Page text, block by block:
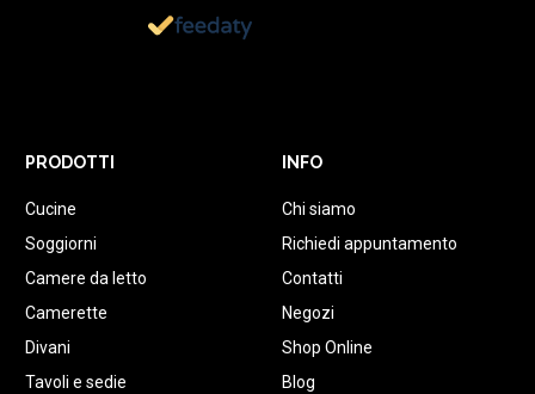
PRODOTTI
Cucine
Soggiorni
Camere da letto
Camerette
Divani
Tavoli e sedie
INFO
Chi siamo
Richiedi appuntamento
Contatti
Negozi
Shop Online
Blog